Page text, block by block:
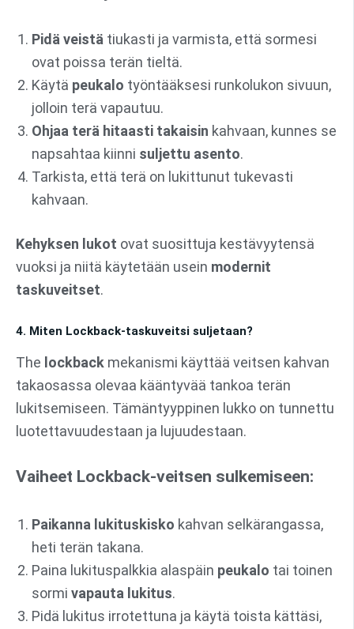
Pidä veistä tiukasti ja varmista, että sormesi
ovat poissa terän tieltä.
Käytä peukalo työntääksesi runkolukon sivuun,
jolloin terä vapautuu.
Ohjaa terä hitaasti takaisin kahvaan, kunnes se
napsahtaa kiinni suljettu asento.
Tarkista, että terä on lukittunut tukevasti
kahvaan.
Kehyksen lukot ovat suosittuja kestävyytensä
vuoksi ja niitä käytetään usein modernit
taskuveitset.
4. Miten Lockback-taskuveitsi suljetaan?
The lockback mekanismi käyttää veitsen kahvan
takaosassa olevaa kääntyvää tankoa terän
lukitsemiseen. Tämäntyyppinen lukko on tunnettu
luotettavuudestaan ja lujuudestaan.
Vaiheet Lockback-veitsen sulkemiseen:
Paikanna lukituskisko kahvan selkärangassa,
heti terän takana.
Paina lukituspalkkia alaspäin peukalo tai toinen
sormi vapauta lukitus.
Pidä lukitus irrotettuna ja käytä toista kättäsi,